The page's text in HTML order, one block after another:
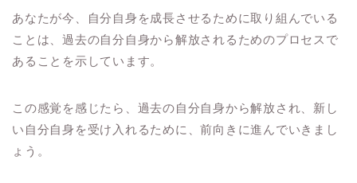
あなたが今、自分自身を成長させるために取り組んでいる
ことは、過去の自分自身から解放されるためのプロセスで
あることを示しています。
この感覚を感じたら、過去の自分自身から解放され、新し
い自分自身を受け入れるために、前向きに進んでいきまし
ょう。